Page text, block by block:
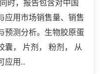
时，报告包含对中国
应用市场销售量、销售
预测分析。生物胶原蛋
囊， 片剂， 粉剂， 从
应用...